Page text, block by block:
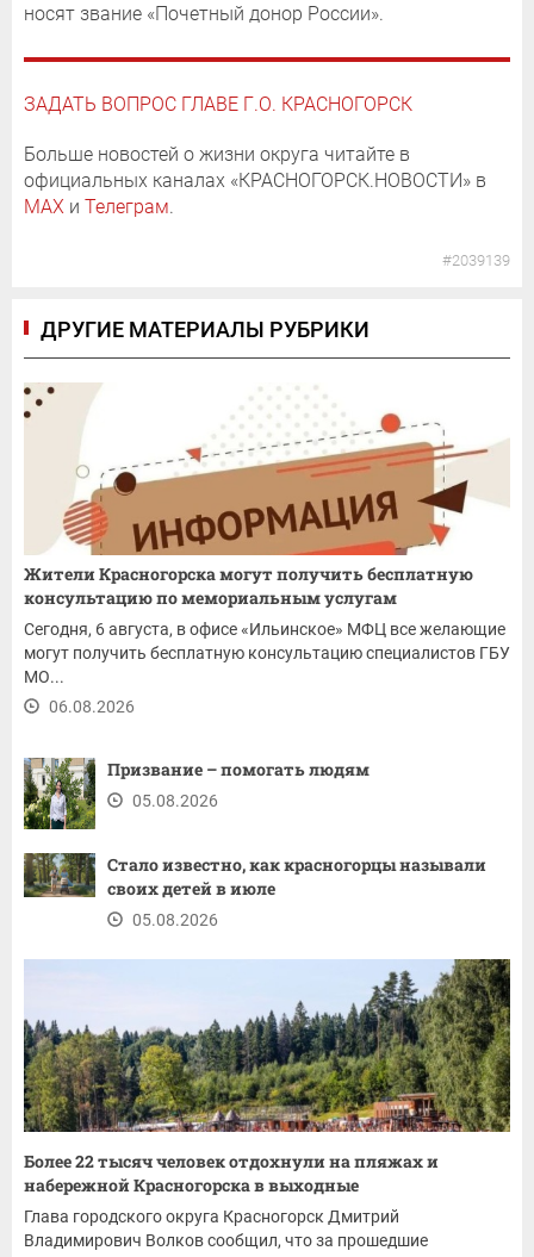
носят звание «Почетный донор России».
ЗАДАТЬ ВОПРОС ГЛАВЕ Г.О. КРАСНОГОРСК
Больше новостей о жизни округа читайте в
официальных каналах «КРАСНОГОРСК.НОВОСТИ» в
MAX и Телеграм.
#2039139
ДРУГИЕ МАТЕРИАЛЫ РУБРИКИ
Жители Красногорска могут получить бесплатную
консультацию по мемориальным услугам
Сегодня, 6 августа, в офисе «Ильинское» МФЦ все желающие
могут получить бесплатную консультацию специалистов ГБУ
МО...
06.08.2026
Призвание – помогать людям
05.08.2026
Стало известно, как красногорцы называли
своих детей в июле
05.08.2026
Более 22 тысяч человек отдохнули на пляжах и
набережной Красногорска в выходные
Глава городского округа Красногорск Дмитрий
Владимирович Волков сообщил, что за прошедшие